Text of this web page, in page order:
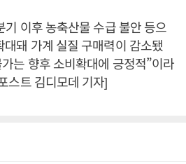
기 이후 농축산물 수급 불안 등으
돼 가계 실질 구매력이 감소됐
는 향후 소비확대에 긍정적”이라
스트 김디모데 기자]